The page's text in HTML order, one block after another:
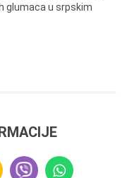
glumaca u srpskim